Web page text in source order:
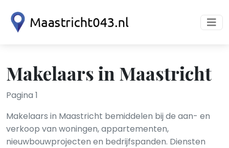
Makelaars in Maastricht
Pagina 1
Makelaars in Maastricht bemiddelen bij de aan- en
verkoop van woningen, appartementen,
nieuwbouwprojecten en bedrijfspanden. Diensten